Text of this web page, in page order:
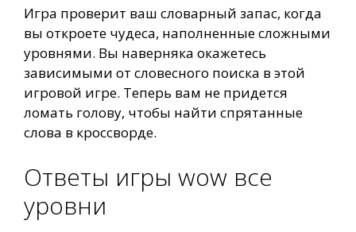
Игра проверит ваш словарный запас, когда
вы откроете чудеса, наполненные сложными
уровнями. Вы наверняка окажетесь
зависимыми от словесного поиска в этой
игровой игре. Теперь вам не придется
ломать голову, чтобы найти спрятанные
слова в кроссворде.
Ответы игры wow все
уровни